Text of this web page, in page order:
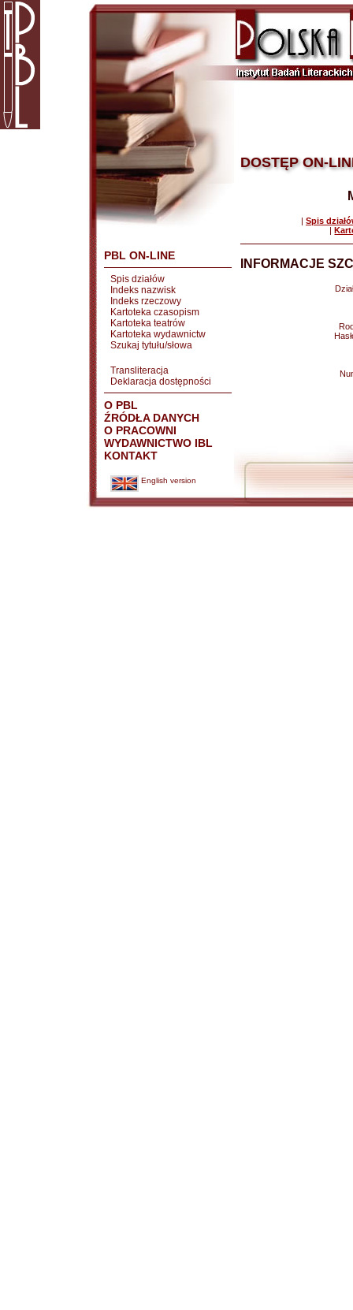
PBL ON-LINE
Spis działów
Indeks nazwisk
Indeks rzeczowy
Kartoteka czasopism
Kartoteka teatrów
Kartoteka wydawnictw
Szukaj tytułu/słowa
Transliteracja
Deklaracja dostępności
O PBL
ŹRÓDŁA DANYCH
O PRACOWNI
WYDAWNICTWO IBL
KONTAKT
English version
DOSTĘP ON-
| Spis
|
INFORMACJE